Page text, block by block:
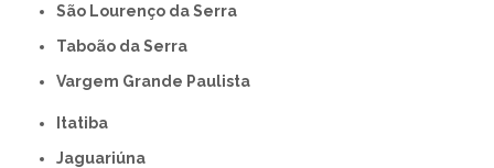
São Lourenço da Serra
Taboão da Serra
Vargem Grande Paulista
Itatiba
Jaguariúna